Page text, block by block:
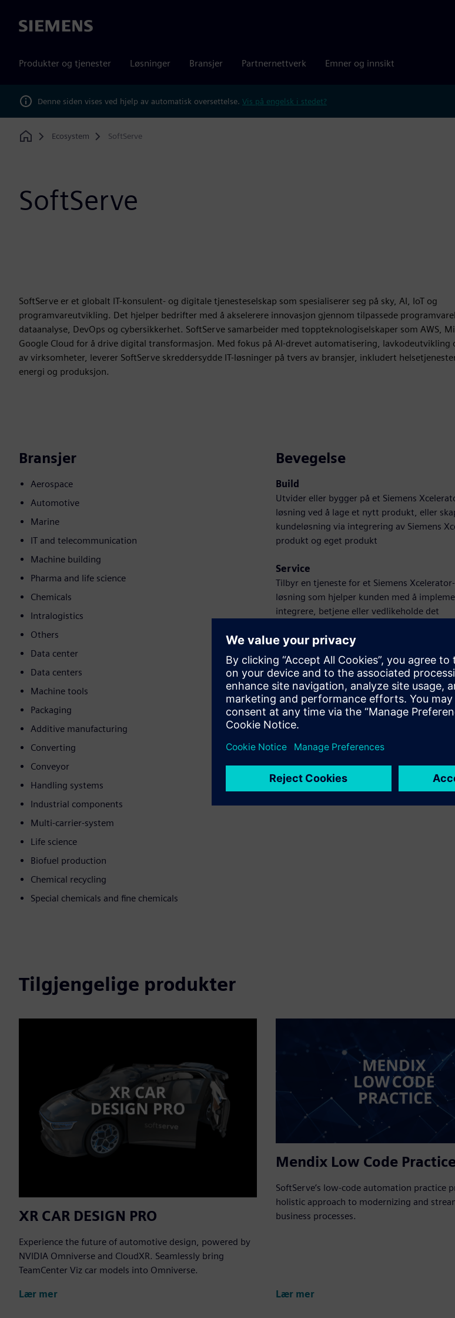
Siemens
Produkter og tjenester Løsninger Bransjer Partnernettverk Emner og innsikt
Denne siden vises ved hjelp av automatisk oversettelse. Vis på engelsk i stedet?
Home
Ecosystem SoftServe
SoftServe
SoftServe er et globalt IT-konsulent- og digitale tjenesteselskap som spesialiserer seg på sky, AI, IoT og
programvareutvikling. Det hjelper bedrifter med å akselerere innovasjon gjennom tilpassede
dataanalyse, DevOps og cybersikkerhet. SoftServe samarbeider med toppteknologiselskaper som AWS,
Google Cloud for å drive digital transformasjon. Med fokus på AI-drevet automatisering, lavkodeutvikling
av virksomheter, leverer SoftServe skreddersydde IT-løsninger på tvers av bransjer, inkludert
energi og produksjon.
Bransjer
Aerospace
Automotive
Marine
IT and telecommunication
Machine building
Pharma and life science
Chemicals
Intralogistics
Others
Data center
Data centers
Machine tools
Packaging
Additive manufacturing
Converting
Conveyor
Handling systems
Industrial components
Multi-carrier-system
Life science
Biofuel production
Chemical recycling
Special chemicals and fine chemicals
Bevegelse
Build
Utvider eller bygger på et Siemens
løsning ved å lage et nytt produkt, eller
kundeløsning via integrering av Siemens
produkt og eget produkt
Service
Tilbyr en tjeneste for et Siemens
løsning som hjelper kunden med å
integrere, betjene eller vedlikeholde det
Tilgjengelige produkter
XR CAR DESIGN PRO
Experience the future of automotive design, powered by
NVIDIA Omniverse and CloudXR. Seamlessly bring
TeamCenter Viz car models into Omniverse.
Lær mer
Mendix Low Code
SoftServe’s low-code automation practice
holistic approach to modernizing and
business processes.
Lær mer